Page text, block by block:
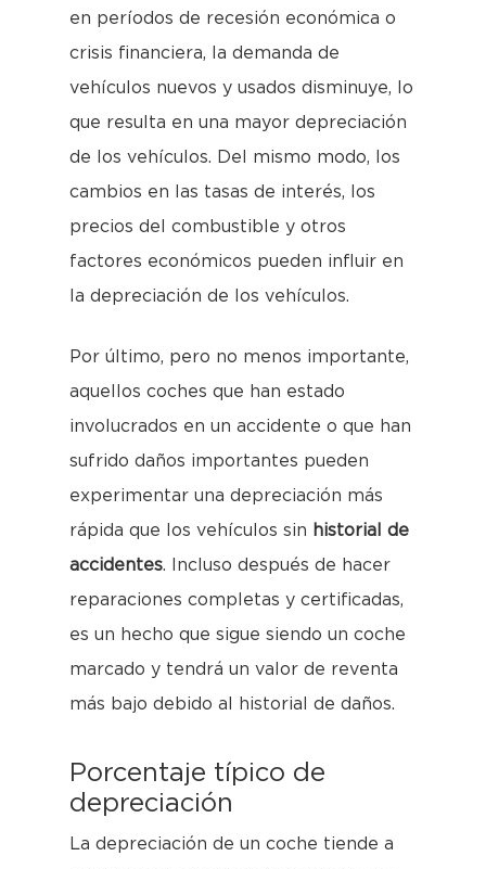
en períodos de recesión económica o
crisis financiera, la demanda de
vehículos nuevos y usados disminuye, lo
que resulta en una mayor depreciación
de los vehículos. Del mismo modo, los
cambios en las tasas de interés, los
precios del combustible y otros
factores económicos pueden influir en
la depreciación de los vehículos.
Por último, pero no menos importante,
aquellos coches que han estado
involucrados en un accidente o que han
sufrido daños importantes pueden
experimentar una depreciación más
rápida que los vehículos sin historial de
accidentes. Incluso después de hacer
reparaciones completas y certificadas,
es un hecho que sigue siendo un coche
marcado y tendrá un valor de reventa
más bajo debido al historial de daños.
Porcentaje típico de
depreciación
La depreciación de un coche tiende a